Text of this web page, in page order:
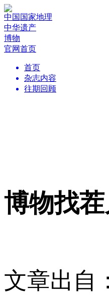
中国国家地理
中华遗产
博物
官网首页
首页
杂志内容
往期回顾
博物找
文章出自